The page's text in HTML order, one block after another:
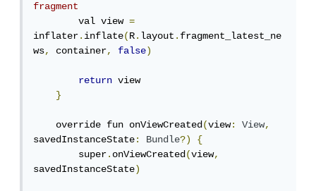
fragment
        val view
=
inflater.inflate(R.layout.fragment_latest_ne
ws, container, false)
return view
}
    override fun onViewCreated
(view: View,
savedInstanceState: Bundle?)
{
        super
.onViewCreated(view,
savedInstanceState)